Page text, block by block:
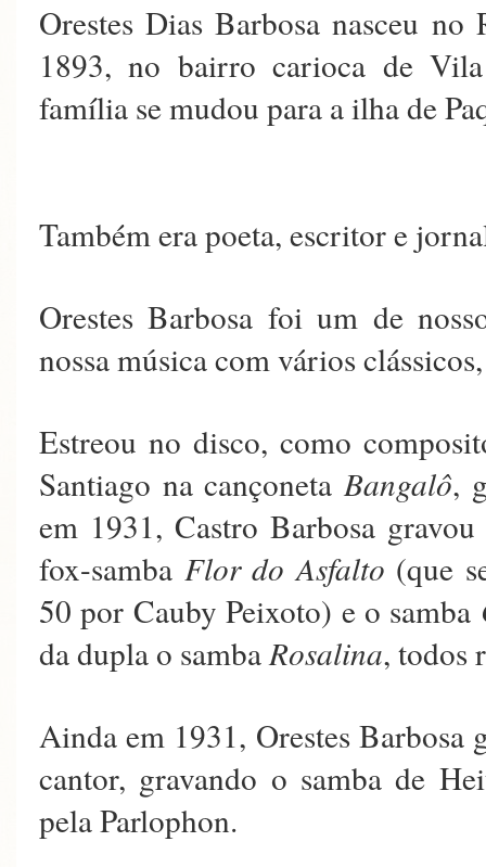
Orestes Dias Barbosa nasceu
1893, no bairro carioca de
família se mudou para a ilha de
Também era poeta, escritor e
Orestes Barbosa foi um de
nossa música com vários
Estreou no disco, como
Santiago na cançoneta Bangalô,
em 1931, Castro Barbosa
fox-samba Flor do Asfalto (que
50 por Cauby Peixoto) e o samba
da dupla o sambaRosalina, todos
Ainda em 1931, Orestes Barbosa
cantor, gravando o samba de
pela Parlophon.